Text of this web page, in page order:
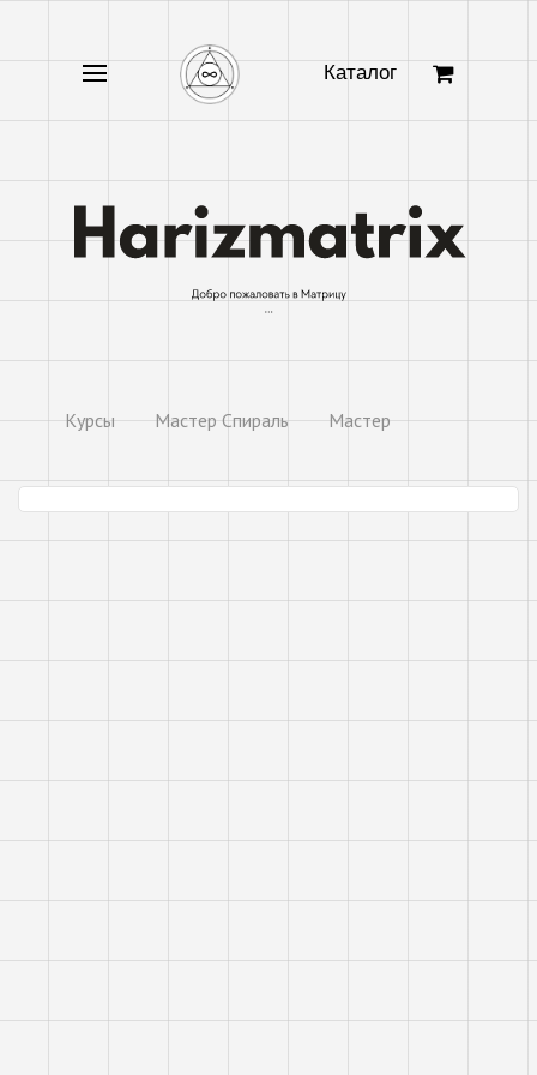
Каталог
Курсы Мастер Спираль Мастер